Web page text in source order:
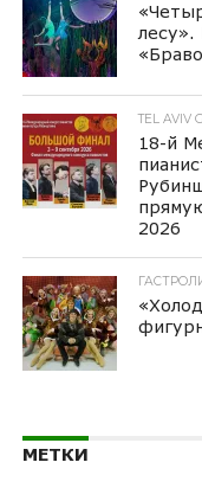
лесу».
TEL AVIV
18-й
2026
МЕТКИ